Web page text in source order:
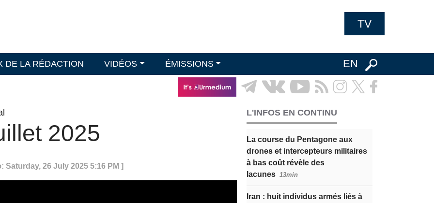
TV
DE LA RÉDACTION VIDÉOS ÉMISSIONS EN
2025
Saturday, 26 July 2025 5:16 PM ]
L'INFOS EN CONTINU
La course du Pentagone aux
drones et intercepteurs militaires
à bas coût révèle des
lacunes 13min
Iran : huit individus armés liés à